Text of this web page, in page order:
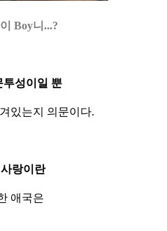
Boy니...?
투성이일 뿐
있는지 의문이다.
랑이란
애국은